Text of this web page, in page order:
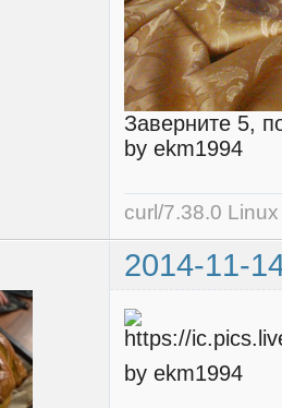
Заверните 5,
by ekm1994
curl/7.38.0
2014-11-
by ekm1994